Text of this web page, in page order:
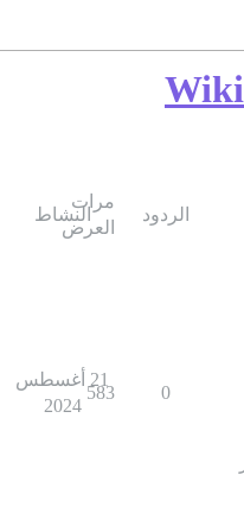
Wiki
الردود
مرات
العرض
النشاط
0
583
21 أغسطس
2024